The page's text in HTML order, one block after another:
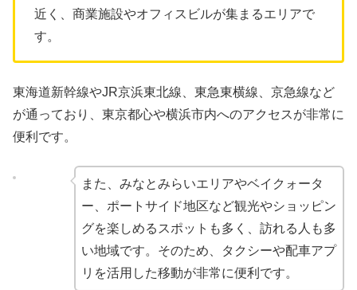
近く、商業施設やオフィスビルが集まるエリアで
す。
東海道新幹線やJR京浜東北線、東急東横線、京急線など
が通っており、東京都心や横浜市内へのアクセスが非常に
便利です。
また、みなとみらいエリアやベイクォータ
ー、ポートサイド地区など観光やショッピン
グを楽しめるスポットも多く、訪れる人も多
い地域です。そのため、タクシーや配車アプ
リを活用した移動が非常に便利です。